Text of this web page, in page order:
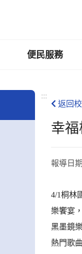
便民服務
:::
返回
幸
報導日
4/1桐林
樂饗宴
黑墨鏡
熱門歌